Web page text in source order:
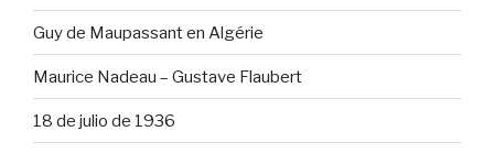
Guy de Maupassant en Algérie
Maurice Nadeau – Gustave Flaubert
18 de julio de 1936